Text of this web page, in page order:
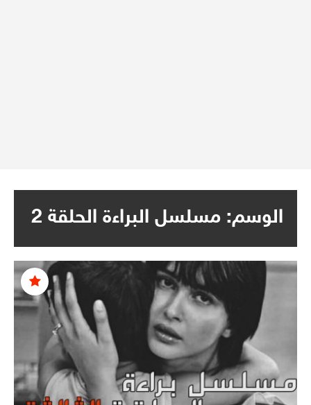
الوسم: مسلسل البراءة الحلقة 2